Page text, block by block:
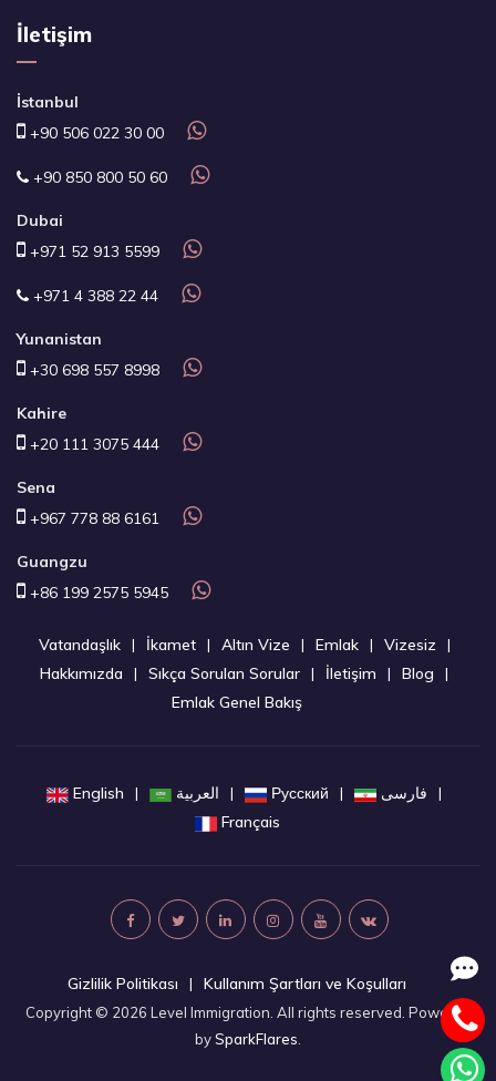
İletişim
İstanbul
+90 506 022 30 00
+90 850 800 50 60
Dubai
+971 52 913 5599
+971 4 388 22 44
Yunanistan
+30 698 557 8998
Kahire
+20 111 3075 444
Sena
+967 778 88 6161
Guangzu
+86 199 2575 5945
Vatandaşlık İkamet Altın Vize Emlak
Vizesiz
Hakkımızda
Sıkça Sorulan Sorular İletişim
Blog
Emlak Genel Bakış
English العربية Русский
فارسی
Français
Gizlilik Politikası Kullanım Şartları ve Koşulları
Copyright © 2026 Level Immigration. All rights reserved. Powered
bySparkFlares